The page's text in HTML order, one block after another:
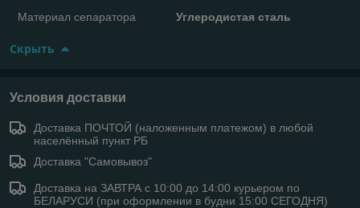
Материал сепаратора
Углеродистая сталь
Скрыть
Условия доставки
Доставка ПОЧТОЙ (наложенным платежом) в любой
населённый пункт РБ
Доставка "Самовывоз"
Доставка на ЗАВТРА с 10:00 до 14:00 курьером по
БЕЛАРУСИ (при оформлении в будни 15:00 СЕГОДНЯ)